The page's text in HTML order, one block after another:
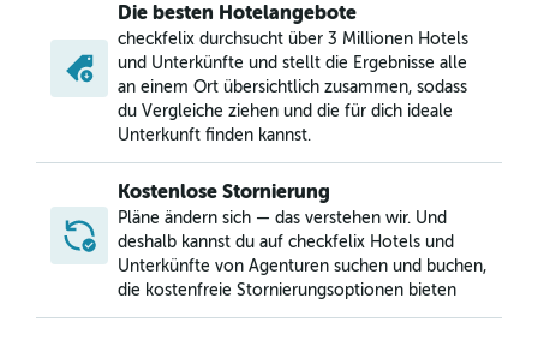
Die besten Hotelangebote
checkfelix durchsucht über 3 Millionen Hotels
und Unterkünfte und stellt die Ergebnisse alle
an einem Ort übersichtlich zusammen, sodass
du Vergleiche ziehen und die für dich ideale
Unterkunft finden kannst.
Kostenlose Stornierung
Pläne ändern sich — das verstehen wir. Und
deshalb kannst du auf checkfelix Hotels und
Unterkünfte von Agenturen suchen und buchen,
die kostenfreie Stornierungsoptionen bieten